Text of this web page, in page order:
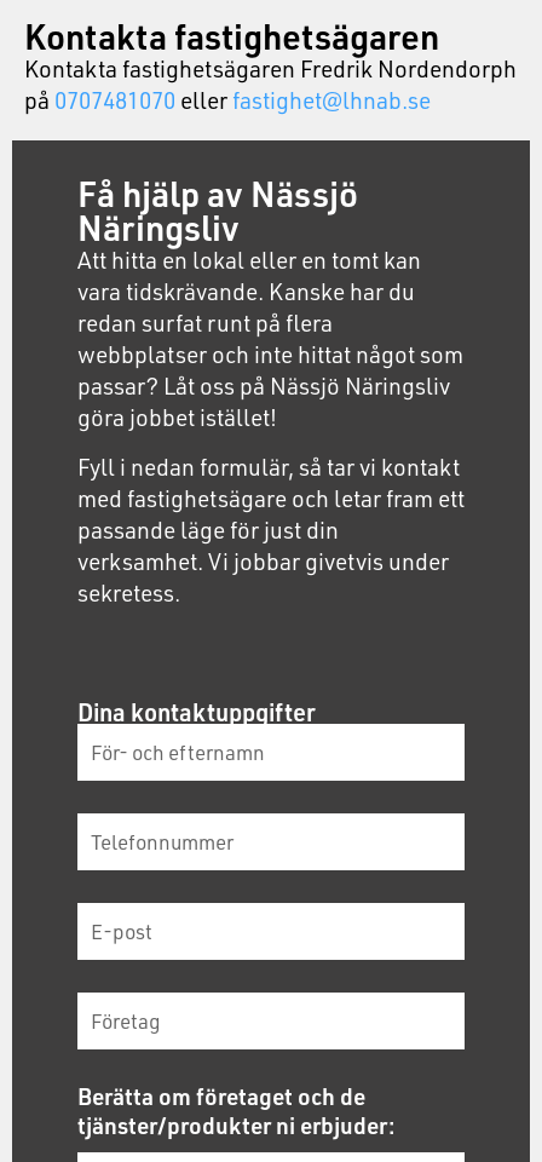
Kontakta fastighetsägaren
Kontakta fastighetsägaren Fredrik Nordendorph
på 0707481070 eller fastighet@lhnab.se
Få hjälp av Nässjö
Näringsliv
Att hitta en lokal eller en tomt kan
vara tidskrävande. Kanske har du
redan surfat runt på flera
webbplatser och inte hittat något som
passar? Låt oss på Nässjö Näringsliv
göra jobbet istället!
Fyll i nedan formulär, så tar vi kontakt
med fastighetsägare och letar fram ett
passande läge för just din
verksamhet. Vi jobbar givetvis under
sekretess.
Dina kontaktuppgifter
Berätta om företaget och de
tjänster/produkter ni erbjuder: